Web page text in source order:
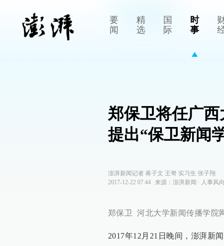
要
闻
精
选
国
际
时
事
郑保卫将任广
提出“保卫新闻
澎湃新闻记者 蒋子文 王哿 实习生 张子翔
2017-12-22 07:44
来源： 澎湃新闻 ∙ 人事风向
郑保卫 河北大学新闻传播学院
2017年12月21日晚间，澎湃新